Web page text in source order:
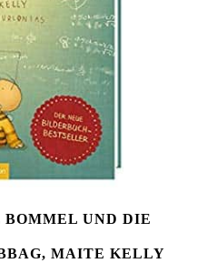
UND DIE
MAITE KELLY